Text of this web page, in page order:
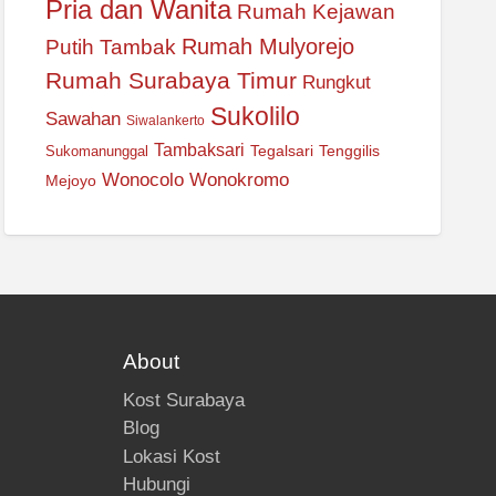
Pria dan Wanita Rumah Kejawan
Putih Tambak Rumah Mulyorejo
Rumah Surabaya Timur Rungkut
Sawahan Siwalankerto Sukolilo
Sukomanunggal Tambaksari Tegalsari Tenggilis
Mejoyo Wonocolo Wonokromo
About
Kost Surabaya
Blog
Lokasi Kost
Hubungi